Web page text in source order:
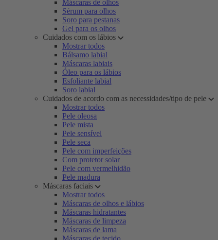
Máscaras de olhos
Sérum para olhos
Soro para pestanas
Gel para os olhos
Cuidados com os lábios
Mostrar todos
Bálsamo labial
Máscaras labiais
Óleo para os lábios
Esfoliante labial
Soro labial
Cuidados de acordo com as necessidades/tipo de pele
Mostrar todos
Pele oleosa
Pele mista
Pele sensível
Pele seca
Pele com imperfeições
Com protetor solar
Pele com vermelhidão
Pele madura
Máscaras faciais
Mostrar todos
Máscaras de olhos e lábios
Máscaras hidratantes
Máscaras de limpeza
Máscaras de lama
Máscaras de tecido